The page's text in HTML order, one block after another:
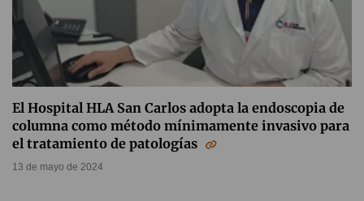
El Hospital HLA San Carlos adopta la endoscopia de
columna como método mínimamente invasivo para
el tratamiento de patologías
13 de mayo de 2024